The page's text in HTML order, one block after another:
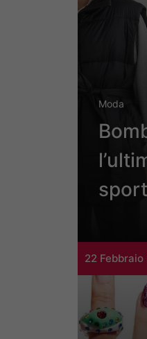
Moda
22 Febbraio